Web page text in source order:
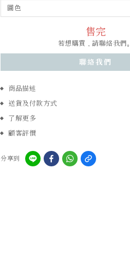
售完
若想購買，請聯絡我們。
聯絡我們
商品描述
送貨及付款方式
了解更多
顧客評價
分享到